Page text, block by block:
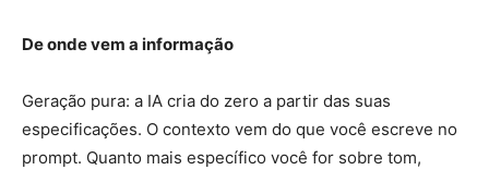
De onde vem a informação
Geração pura: a IA cria do zero a partir das suas
especificações. O contexto vem do que você escreve no
prompt. Quanto mais específico você for sobre tom,